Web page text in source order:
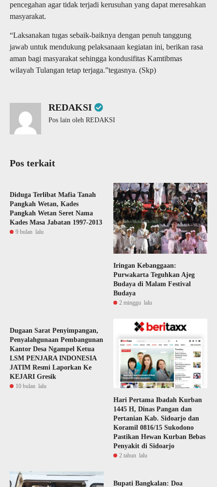
pencegahan agar tidak terjadi kerusuhan yang dapat meresahkan
masyarakat.
“Laksanakan tugas sebaik-baiknya dengan penuh tanggung
jawab untuk mendukung pelaksanaan kegiatan ini, berikan rasa
aman bagi masyarakat sehingga kondusifitas Kamtibmas
wilayah Tulangan tetap terjaga.”tegasnya. (Skp)
REDAKSI
Pos lain oleh REDAKSI
Pos terkait
Diduga Terlibat Mafia Tanah
Pangkah Wetan, Kades
Pangkah Wetan Seret Nama
Kades Masa Jabatan 1997-2013
9 bulan lalu
Iringan Kebanggaan:
Purwakarta Teguhkan Ajeg
Budaya di Malam Festival
Budaya
2 minggu lalu
Dugaan Sarat Penyimpangan,
Penyalahgunaan Pembangunan
Kantor Desa Ngampel Ketua
LSM PENJARA INDONESIA
JATIM Resmi Laporkan Ke
KEJARI Gresik
10 bulan lalu
Hari Pertama Ibadah Kurban
1445 H, Dinas Pangan dan
Pertanian Kab. Sidoarjo dan
Koramil 0816/15 Sukodono
Pastikan Hewan Kurban Bebas
Penyakit di Sidoarjo
2 tahun lalu
Bupati Bangkalan: Doa